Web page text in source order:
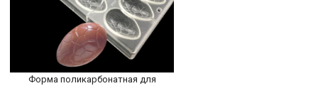
БЫСТРЫЙ ПРОСМОТР
+ В КОРЗИНУ
Форма поликарбонатная для